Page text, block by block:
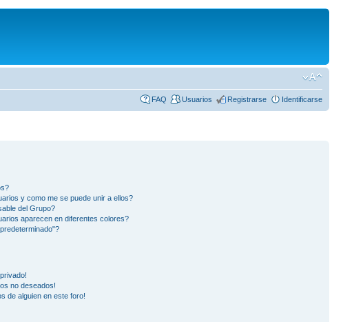
FAQ Usuarios Registrarse Identificarse
y como me se puede unir a ellos?
del Grupo?
aparecen en diferentes colores?
no deseados!
de alguien en este foro!